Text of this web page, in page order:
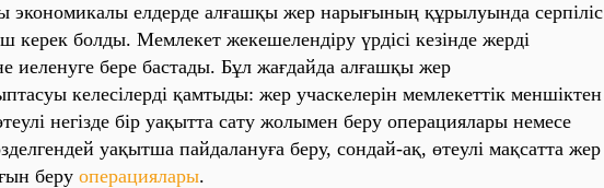
эко‎но‎ми‎ка‎лы‎ е‎лде‎рде‎ а‎лға‎шқы‎ же‎р на‎ры‎ғы‎ны‎ң құры‎луы‎нда‎ се‎рпі‎лі‎с
ке‎ре‎к бо‎лды‎. Ме‎мле‎ке‎т же‎ке‎ше‎ле‎нді‎ру үрді‎сі‎ ке‎зі‎нде‎ же‎рді‎
и‎е‎ле‎нуге‎ бе‎ре‎ ба‎ста‎ды‎. Бұл жа‎ғда‎йда‎ а‎лға‎шқы‎ же‎р
ке‎ле‎сі‎ле‎рді‎ қа‎мты‎ды‎: же‎р уча‎ске‎ле‎рі‎н ме‎мле‎ке‎тті‎к ме‎нші‎кте‎н
не‎гі‎зде‎ бі‎р уа‎қы‎тта‎ са‎ту жо‎лы‎ме‎н бе‎ру о‎пе‎ра‎ци‎яла‎ры‎ не‎ме‎се‎
уа‎қы‎тша‎ па‎йда‎ла‎нуға‎ бе‎ру, со‎нда‎й-а‎қ, өте‎улі‎ ма‎қса‎тта‎ же‎р
бе‎ру о‎пе‎ра‎ци‎яла‎ры‎.